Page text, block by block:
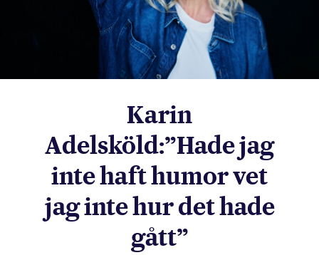
Klassiska experiment
Karin
Adelsköld:”Hade jag
inte haft humor vet
jag inte hur det hade
gått”